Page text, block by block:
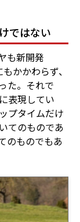
ではない
も新開発
かかわらず、
た。それで
表現してい
プタイムだけ
てのものであ
のものでもあ